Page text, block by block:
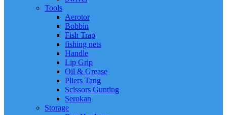
Tools
Aerotor
Bobbin
Fish Trap
fishing nets
Handle
Lip Grip
Oil & Grease
Pliers Tang
Scissors Gunting
Serokan
Storage